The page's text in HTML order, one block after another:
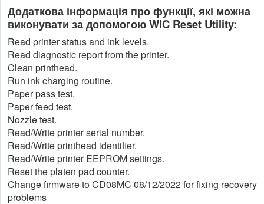
Додаткова інформація про функції, які можна
виконувати за допомогою WIC Reset Utility:
Read printer status and ink levels.
Read diagnostic report from the printer.
Clean printhead.
Run ink charging routine.
Paper pass test.
Paper feed test.
Nozzle test.
Read/Write printer serial number.
Read/Write printhead identifier.
Read/Write printer EEPROM settings.
Reset the platen pad counter.
Change firmware to CD08MC 08/12/2022 for fixing recovery
problems